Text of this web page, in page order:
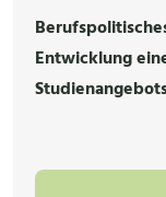
Entwicklung